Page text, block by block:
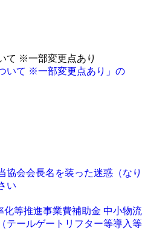
て ※一部変更点あり
いて ※一部変更点あり」の
協会会長名を装った迷惑（なり
い
化等推進事業費補助金 中小物流
テールゲートリフター等導入等